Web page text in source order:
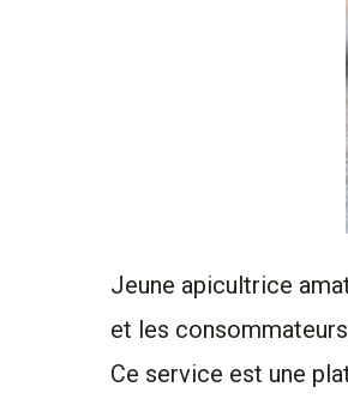
Jeune apicultrice
et les
Ce service est une